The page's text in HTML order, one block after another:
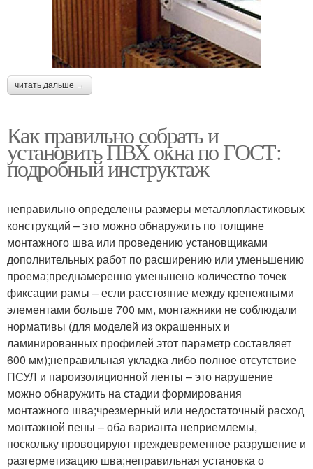
читать дальше →
Как правильно собрать и
установить ПВХ окна по ГОСТ:
подробный инструктаж
неправильно определены размеры металлопластиковых
конструкций – это можно обнаружить по толщине
монтажного шва или проведению установщиками
дополнительных работ по расширению или уменьшению
проема;преднамеренно уменьшено количество точек
фиксации рамы – если расстояние между крепежными
элементами больше 700 мм, монтажники не соблюдали
нормативы (для моделей из окрашенных и
ламинированных профилей этот параметр составляет
600 мм);неправильная укладка либо полное отсутствие
ПСУЛ и пароизоляционной ленты – это нарушение
можно обнаружить на стадии формирования
монтажного шва;чрезмерный или недостаточный расход
монтажной пены – оба варианта неприемлемы,
поскольку провоцируют преждевременное разрушение и
разгерметизацию шва;неправильная установка о